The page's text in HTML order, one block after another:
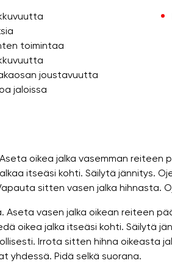
toimintaa
joustavuutta
jaloissa
oikea jalka vasemman reiteen
itseäsi kohti. Säilytä jännitys.
sitten vasen jalka hihnasta.
Aseta vasen jalka oikean reiteen
oikea jalka itseäsi kohti. Säilytä
Irrota sitten hihna oikeasta
yhdessä. Pidä selkä suorana.